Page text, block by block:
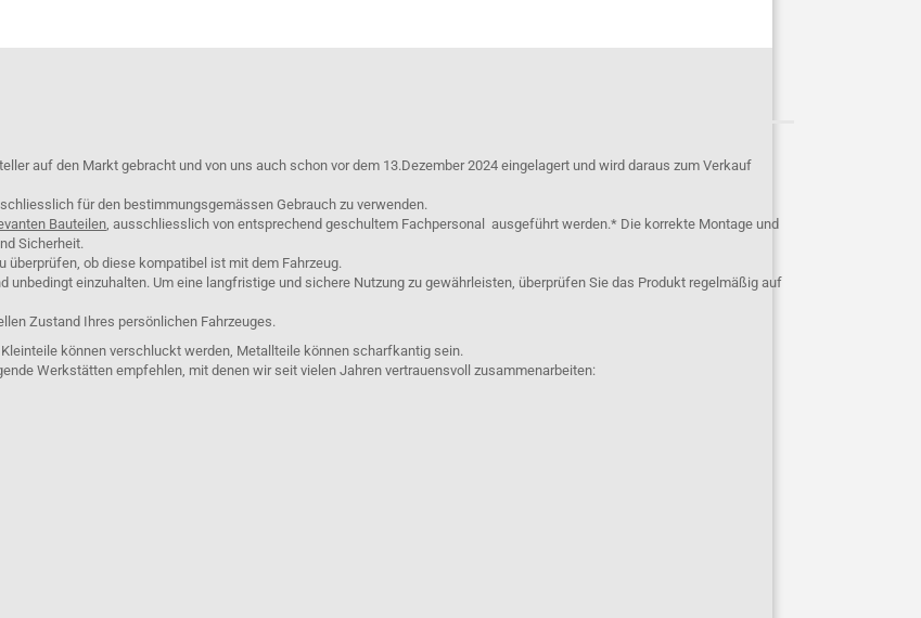
auf den Markt gebracht und von uns auch schon vor dem 13.Dezember 2024 eingelagert und wird daraus zum Verkauf
für den bestimmungsgemässen Gebrauch zu verwenden.
Bauteilen, ausschliesslich von entsprechend geschultem Fachpersonal ausgeführt werden.* Die korrekte Montage und
Sicherheit.
überprüfen, ob diese kompatibel ist mit dem Fahrzeug.
unbedingt einzuhalten. Um eine langfristige und sichere Nutzung zu gewährleisten, überprüfen Sie das Produkt regelmäßig auf
Zustand Ihres persönlichen Fahrzeuges.
können verschluckt werden, Metallteile können scharfkantig sein.
Werkstätten empfehlen, mit denen wir seit vielen Jahren vertrauensvoll zusammenarbeiten: